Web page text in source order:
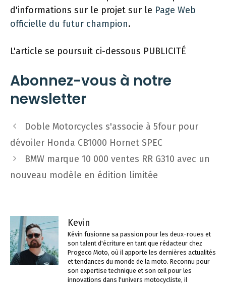
d'informations sur le projet sur le Page Web
officielle du futur champion.
L'article se poursuit ci-dessous PUBLICITÉ
Abonnez-vous à notre
newsletter
Navigation
des
Doble Motorcycles s'associe à 5four pour
dévoiler Honda CB1000 Hornet SPEC
BMW marque 10 000 ventes RR G310 avec un
nouveau modèle en édition limitée
Kevin
Kévin fusionne sa passion pour les deux-roues et
son talent d'écriture en tant que rédacteur chez
Progeco Moto, où il apporte les dernières actualités
et tendances du monde de la moto. Reconnu pour
son expertise technique et son œil pour les
innovations dans l'univers motocycliste, il